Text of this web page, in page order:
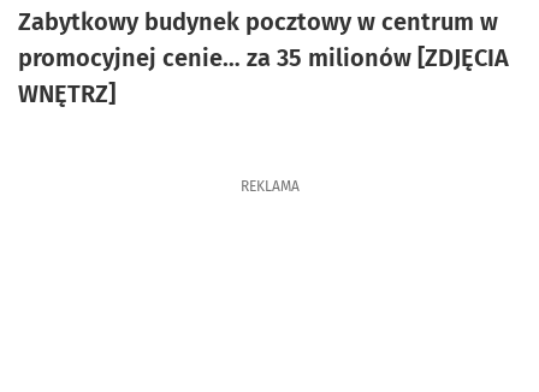
Zabytkowy budynek pocztowy w centrum w
promocyjnej cenie… za 35 milionów [ZDJĘCIA
WNĘTRZ]
REKLAMA